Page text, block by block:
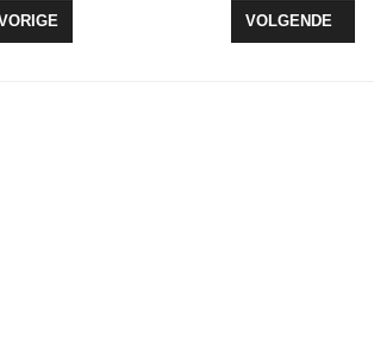
ARTIKEL: ZEEWOLDE WEER EEN STUKJE
VOLGENDE
VOLGENDE